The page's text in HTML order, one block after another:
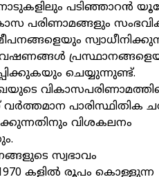
പടിഞ്ഞാറൻ
പരിണാമങ്ങളും
ചെയ്യുന്നുണ്ട്.
പാരിസ്ഥിതിക
വിശകലനം
സ്വഭാവം
1970 കളിൽ രൂപം കൊള്ളുന്ന